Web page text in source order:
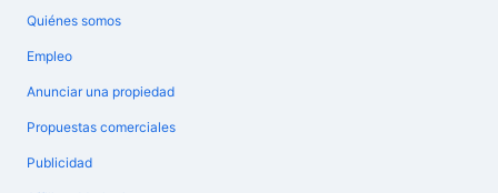
Quiénes somos
Empleo
Anunciar una propiedad
Propuestas comerciales
Publicidad